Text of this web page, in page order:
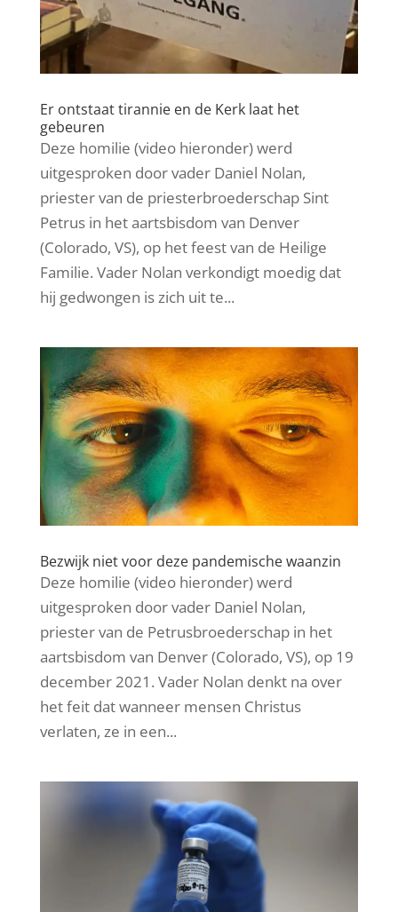
Er ontstaat tirannie en de Kerk laat het
gebeuren
Deze homilie (video hieronder) werd
uitgesproken door vader Daniel Nolan,
priester van de priesterbroederschap Sint
Petrus in het aartsbisdom van Denver
(Colorado, VS), op het feest van de Heilige
Familie. Vader Nolan verkondigt moedig dat
hij gedwongen is zich uit te...
Bezwijk niet voor deze pandemische waanzin
Deze homilie (video hieronder) werd
uitgesproken door vader Daniel Nolan,
priester van de Petrusbroederschap in het
aartsbisdom van Denver (Colorado, VS), op 19
december 2021. Vader Nolan denkt na over
het feit dat wanneer mensen Christus
verlaten, ze in een...